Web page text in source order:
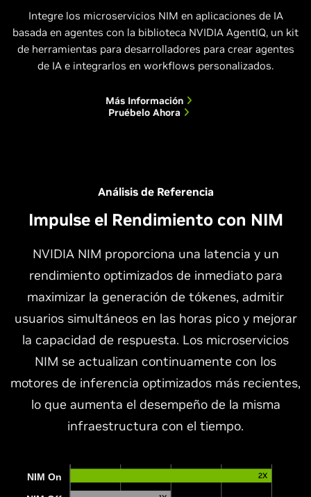
Integre los microservicios NIM en aplicaciones de IA
basada en agentes con la biblioteca NVIDIA AgentIQ, un kit
de herramientas para desarrolladores para crear agentes
de IA e integrarlos en workflows personalizados.
Más Información
Pruébelo Ahora
Análisis de Referencia
Impulse el Rendimiento con NIM
NVIDIA NIM proporciona una latencia y un
rendimiento optimizados de inmediato para
maximizar la generación de tókenes, admitir
usuarios simultáneos en las horas pico y mejorar
la capacidad de respuesta. Los microservicios
NIM se actualizan continuamente con los
motores de inferencia optimizados más recientes,
lo que aumenta el desempeño de la misma
infraestructura con el tiempo.
2X
NIM On